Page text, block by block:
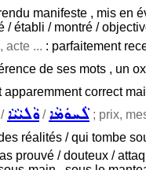
manifeste , mis en
/ établi / montré /
acte ... : parfaitement
de ses mots , un
correct
/ܘܵܠܝܵܝܵܐ/ܠܵܚܘܿܡܵܐ ; prix,
réalités / qui tombe
prouvé / douteux /